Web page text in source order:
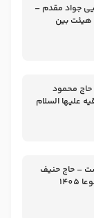
جواد مقدم –
محرم 1448 – هیئت بین
محمود
علیها السلام
– حاج حنیف